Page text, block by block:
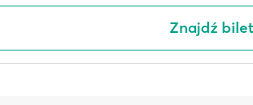
Znajdź